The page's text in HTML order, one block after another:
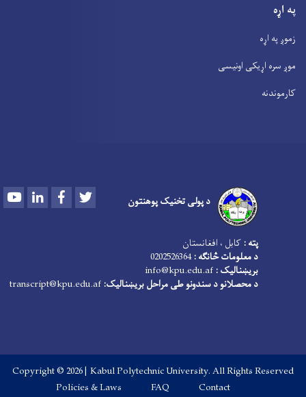
په اړه
زموږ په اړه
موږ سره اړیکی اونیسی
کارموندنه
د پولی تخنیک پوهنتون YoutubeLinkedInFacebook
پته : کابل ، افغانستان
د معلومات څانګه :0202526364
بریښنالیک : info@kpu.edu.af
د محصلانو د سندونو طی مراحل بریښنالیک: transcript@kpu.edu.af
Copyright © 2026 | Kabul Polytechnic University. All Rights Reserved
Footer menu
Contact
FAQ
Policies & Laws